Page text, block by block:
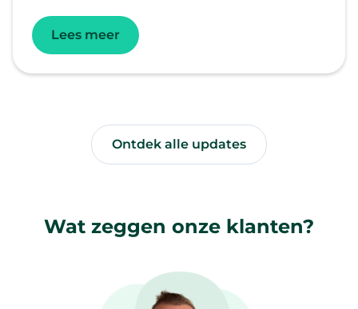
Lees meer
Ontdek alle updates
Wat zeggen onze klanten?